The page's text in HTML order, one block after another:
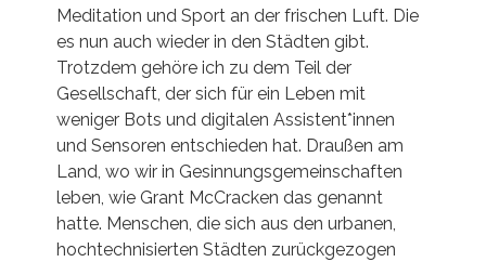
Meditation und Sport an der frischen Luft. Die
es nun auch wieder in den Städten gibt.
Trotzdem gehöre ich zu dem Teil der
Gesellschaft, der sich für ein Leben mit
weniger Bots und digitalen Assistent*innen
und Sensoren entschieden hat. Draußen am
Land, wo wir in Gesinnungsgemeinschaften
leben, wie Grant McCracken das genannt
hatte. Menschen, die sich aus den urbanen,
hochtechnisierten Städten zurückgezogen